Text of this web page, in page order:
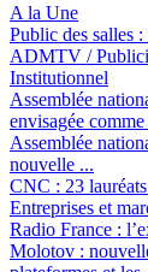
A la Une
Public des salles :
ADMTV /
Institutionnel
Assemblée
envisagée
Assemblée
nouvelle ...
CNC : 23
Entreprises et
Radio France :
Molotov :